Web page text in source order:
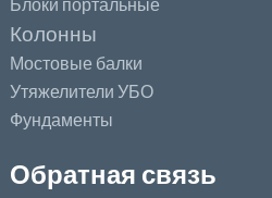
Колонны
Мостовые балки
Утяжелители УБО
Фундаменты
Обратная связь